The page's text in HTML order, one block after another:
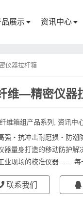
品展示 资讯中心
仪器拉杆箱
维—精密仪器
维箱组产品系列 资讯中
强・抗冲击耐磨损・防潮
器量身打造的移动防护解
业现场的校准仪器…… 每
联系我们